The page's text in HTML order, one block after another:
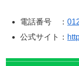
電話番号 ：
公式サイト：